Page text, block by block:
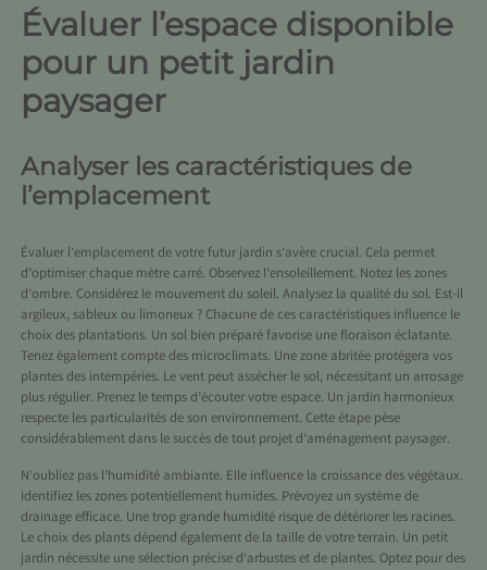
Évaluer l’espace disponible
pour un petit jardin
paysager
Analyser les caractéristiques de
l’emplacement
Évaluer l’emplacement de votre futur jardin s’avère crucial. Cela permet
d’optimiser chaque mètre carré. Observez l’ensoleillement. Notez les zones
d’ombre. Considérez le mouvement du soleil. Analysez la qualité du sol. Est-il
argileux, sableux ou limoneux ? Chacune de ces caractéristiques influence le
choix des plantations. Un sol bien préparé favorise une floraison éclatante.
Tenez également compte des microclimats. Une zone abritée protégera vos
plantes des intempéries. Le vent peut assécher le sol, nécessitant un arrosage
plus régulier. Prenez le temps d’écouter votre espace. Un jardin harmonieux
respecte les particularités de son environnement. Cette étape pèse
considérablement dans le succès de tout projet d’aménagement paysager.
N’oubliez pas l’humidité ambiante. Elle influence la croissance des végétaux.
Identifiez les zones potentiellement humides. Prévoyez un système de
drainage efficace. Une trop grande humidité risque de détériorer les racines.
Le choix des plants dépend également de la taille de votre terrain. Un petit
jardin nécessite une sélection précise d’arbustes et de plantes. Optez pour des